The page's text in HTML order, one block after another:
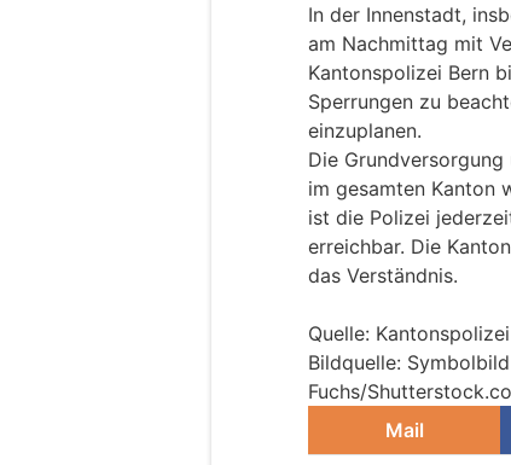
In der Innenstadt,
am Nachmittag mit
Kantonspolizei Bern
Sperrungen zu
einzuplanen.
Die
im gesamten Kanton
ist die Polizei
erreichbar. Die
das Verständnis.
Quelle:
Bildquelle:
Fuchs/
Mail